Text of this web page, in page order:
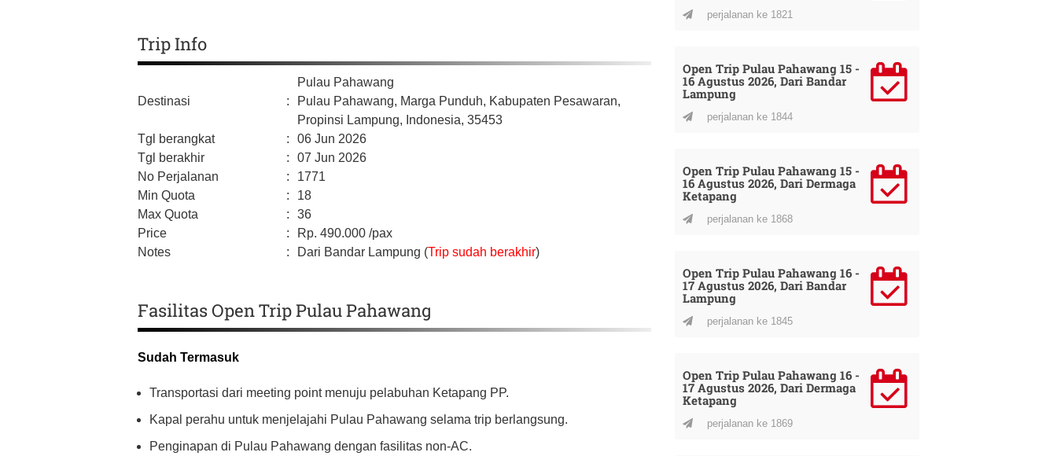
Trip Info
Destinasi :
Pulau Pahawang
Pulau Pahawang, Marga Punduh, Kabupaten Pesawaran,
Propinsi Lampung, Indonesia, 35453
Tgl berangkat
:
06 Jun 2026
Tgl berakhir
:
07 Jun 2026
No Perjalanan
:
1771
Min Quota
:
18
Max Quota
:
36
Price
: Rp. 490.000 /pax
Notes
: Dari Bandar Lampung (Trip sudah berakhir)
Fasilitas Open Trip Pulau Pahawang
Sudah Termasuk
Transportasi dari meeting point menuju pelabuhan Ketapang PP.
Kapal perahu untuk menjelajahi Pulau Pahawang selama trip berlangsung.
Penginapan di Pulau Pahawang dengan fasilitas non-AC.
perjalanan ke 1821
Open Trip Pulau Pahawang 15 -
16 Agustus 2026, Dari Bandar
Lampung
perjalanan ke 1844
Open Trip Pulau Pahawang 15 -
16 Agustus 2026, Dari Dermaga
Ketapang
perjalanan ke 1868
Open Trip Pulau Pahawang 16 -
17 Agustus 2026, Dari Bandar
Lampung
perjalanan ke 1845
Open Trip Pulau Pahawang 16 -
17 Agustus 2026, Dari Dermaga
Ketapang
perjalanan ke 1869